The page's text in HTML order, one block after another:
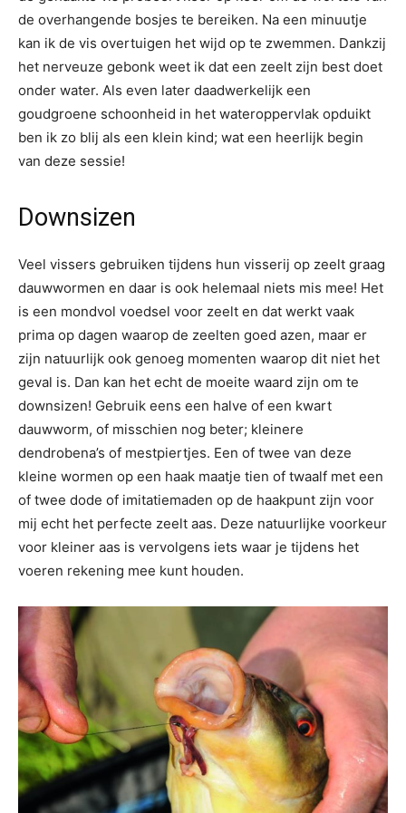
de overhangende bosjes te bereiken. Na een minuutje
kan ik de vis overtuigen het wijd op te zwemmen. Dankzij
het nerveuze gebonk weet ik dat een zeelt zijn best doet
onder water. Als even later daadwerkelijk een
goudgroene schoonheid in het wateroppervlak opduikt
ben ik zo blij als een klein kind; wat een heerlijk begin
van deze sessie!
Downsizen
Veel vissers gebruiken tijdens hun visserij op zeelt graag
dauwwormen en daar is ook helemaal niets mis mee! Het
is een mondvol voedsel voor zeelt en dat werkt vaak
prima op dagen waarop de zeelten goed azen, maar er
zijn natuurlijk ook genoeg momenten waarop dit niet het
geval is. Dan kan het echt de moeite waard zijn om te
downsizen! Gebruik eens een halve of een kwart
dauwworm, of misschien nog beter; kleinere
dendrobena’s of mestpiertjes. Een of twee van deze
kleine wormen op een haak maatje tien of twaalf met een
of twee dode of imitatiemaden op de haakpunt zijn voor
mij echt het perfecte zeelt aas. Deze natuurlijke voorkeur
voor kleiner aas is vervolgens iets waar je tijdens het
voeren rekening mee kunt houden.